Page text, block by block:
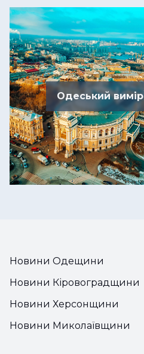
Одеський вимір
Новини Одещини
Новини Кіровоградщини
Новини Херсонщини
Новини Миколаївщини